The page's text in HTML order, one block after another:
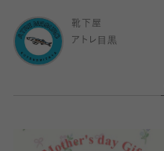
靴下屋
アトレ目黒